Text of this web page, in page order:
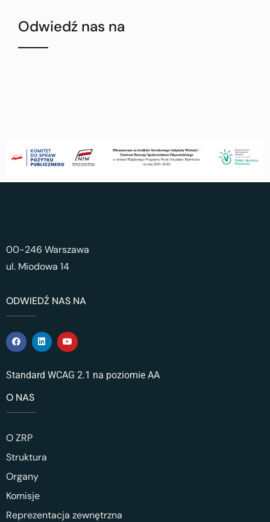
Odwiedź nas na
00-246 Warszawa
ul. Miodowa 14
ODWIEDŹ NAS NA
Standard WCAG 2.1 na poziomie AA
O NAS
O ZRP
Struktura
Organy
Komisje
Reprezentacja zewnętrzna